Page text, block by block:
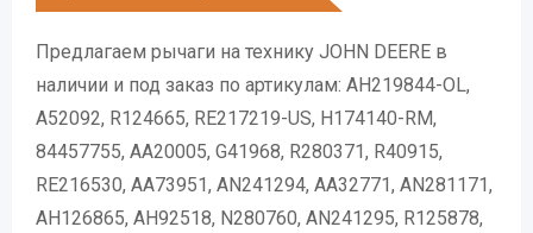
Предлагаем рычаги на технику JOHN DEERE в
наличии и под заказ по артикулам: AH219844-OL,
A52092, R124665, RE217219-US, H174140-RM,
84457755, AA20005, G41968, R280371, R40915,
RE216530, AA73951, AN241294, AA32771, AN281171,
AH126865, AH92518, N280760, AN241295, R125878,